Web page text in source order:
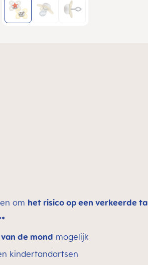
om het risico op een verkeerde
de mond mogelijk
kindertandartsen